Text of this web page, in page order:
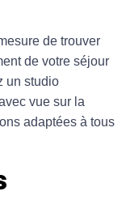
de trouver
de votre séjour
un studio
vue sur la
adaptées à tous